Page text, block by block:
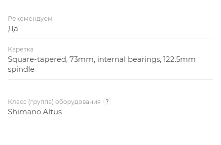
Рекомендуем
Да
Каретка
Square-tapered, 73mm, internal bearings, 122.5mm
spindle
Класс (группа) оборудования ?
Shimano Altus